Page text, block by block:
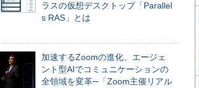
ラスの仮想デスクトップ「Parallel
s RAS」とは
加速するZoomの進化、エージェ
ント型AIでコミュニケーションの
全領域を変革─「Zoom主催リアル